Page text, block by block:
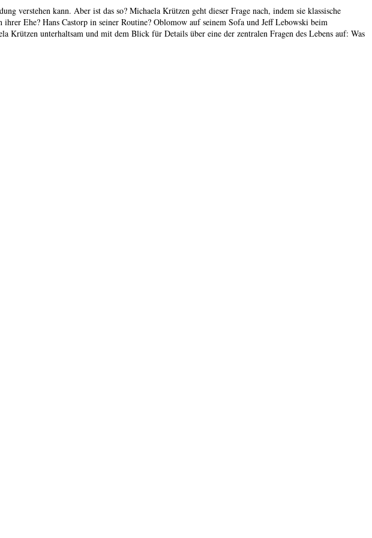
verstehen kann. Aber ist das so? Michaela Krützen geht dieser Frage nach, indem sie klassische
Ehe? Hans Castorp in seiner Routine? Oblomow auf seinem Sofa und Jeff Lebowski beim
Krützen unterhaltsam und mit dem Blick für Details über eine der zentralen Fragen des Lebens auf: Was